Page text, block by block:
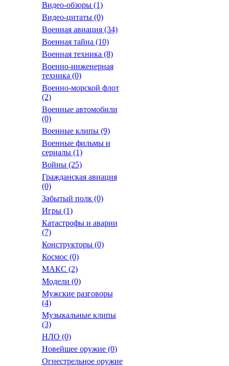
Видео-обзоры (1)
Видео-цитаты (0)
Военная авиация (34)
Военная тайна (10)
Военная техника (8)
Военно-инженерная
техника (0)
Военно-морской флот
(2)
Военные автомобили
(0)
Военные клипы (9)
Военные фильмы и
сериалы (1)
Войны (25)
Гражданская авиация
(0)
Забытый полк (0)
Игры (1)
Катастрофы и аварии
(7)
Конструкторы (0)
Космос (0)
МАКС (2)
Модели (0)
Мужские разговоры
(4)
Музыкальные клипы
(3)
НЛО (0)
Новейшее оружие (0)
Огнестрельное оружие